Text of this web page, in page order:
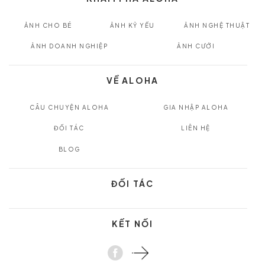
ẢNH CHO BÉ ẢNH KỶ YẾU ẢNH NGHỆ THUẬT
ẢNH DOANH NGHIỆP ẢNH CƯỚI
VỀ ALOHA
CÂU CHUYỆN ALOHA GIA NHẬP ALOHA
ĐỐI TÁC LIÊN HỆ
BLOG
ĐỐI TÁC
KẾT NỐI